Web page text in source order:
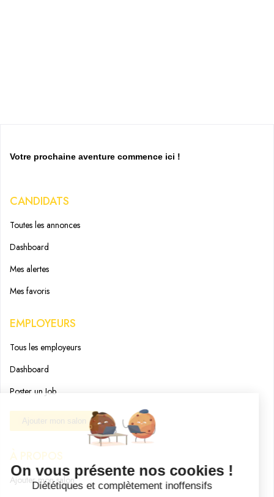
Votre prochaine aventure commence ici !
CANDIDATS
Toutes les annonces
Dashboard
Mes alertes
Mes favoris
EMPLOYEURS
Tous les employeurs
Dashboard
Poster un Job
Ajouter mon salon
À PROPOS
Ajouter mon salon